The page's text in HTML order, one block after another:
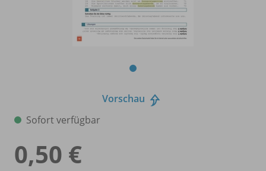
Vorschau
Sofort verfügbar
0,50 €